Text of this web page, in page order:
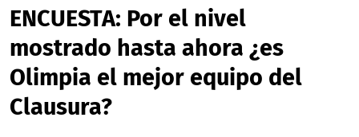
ENCUESTA: Por el nivel
mostrado hasta ahora ¿es
Olimpia el mejor equipo del
Clausura?